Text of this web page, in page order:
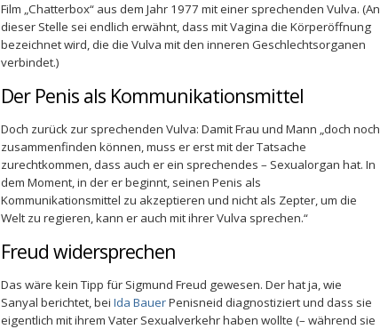
Film „Chatterbox“ aus dem Jahr 1977 mit einer sprechenden Vulva. (An
dieser Stelle sei endlich erwähnt, dass mit Vagina die Körperöffnung
bezeichnet wird, die die Vulva mit den inneren Geschlechtsorganen
verbindet.)
Der Penis als Kommunikationsmittel
Doch zurück zur sprechenden Vulva: Damit Frau und Mann „doch noch
zusammenfinden können, muss er erst mit der Tatsache
zurechtkommen, dass auch er ein sprechendes – Sexualorgan hat. In
dem Moment, in der er beginnt, seinen Penis als
Kommunikationsmittel zu akzeptieren und nicht als Zepter, um die
Welt zu regieren, kann er auch mit ihrer Vulva sprechen.“
Freud widersprechen
Das wäre kein Tipp für Sigmund Freud gewesen. Der hat ja, wie
Sanyal berichtet, bei Ida BauerPenisneid diagnostiziert und dass sie
eigentlich mit ihrem Vater Sexualverkehr haben wollte (– während sie